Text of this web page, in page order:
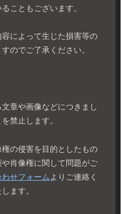
こともございます。
によって生じた損害等の
のでご了承ください。
章や画像などにつきまし
禁止します。
の侵害を目的としたもの
肖像権に関して問題がご
せフォーム よりご連絡く
ます。